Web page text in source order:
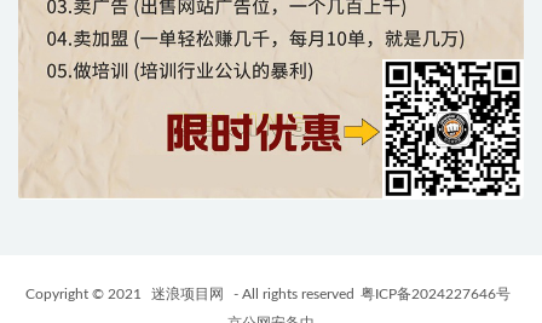
Copyright © 2021 迷浪项目网 - All rights reserved 粤ICP备2024227646号